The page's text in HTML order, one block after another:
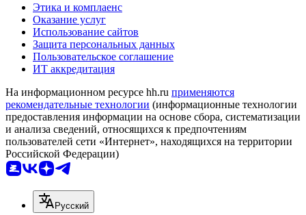
Этика и комплаенс
Оказание услуг
Использование сайтов
Защита персональных данных
Пользовательское соглашение
ИТ аккредитация
На информационном ресурсе hh.ru применяются
рекомендательные технологии (информационные технологии
предоставления информации на основе сбора, систематизации
и анализа сведений, относящихся к предпочтениям
пользователей сети «Интернет», находящихся на территории
Российской Федерации)
Русский